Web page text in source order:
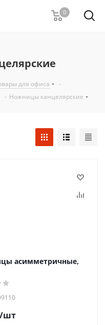
0
для офиса
-
- Ножницы канцелярские
асимметричные,
/шт